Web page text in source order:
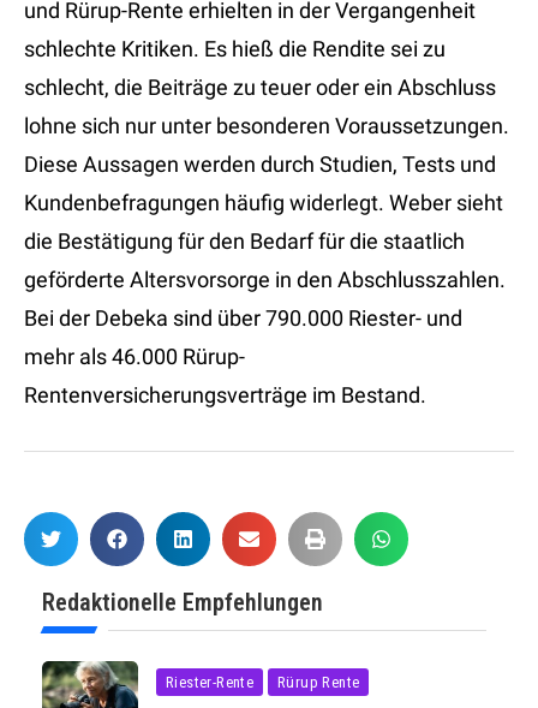
und Rürup-Rente erhielten in der Vergangenheit
schlechte Kritiken. Es hieß die Rendite sei zu
schlecht, die Beiträge zu teuer oder ein Abschluss
lohne sich nur unter besonderen Voraussetzungen.
Diese Aussagen werden durch Studien, Tests und
Kundenbefragungen häufig widerlegt. Weber sieht
die Bestätigung für den Bedarf für die staatlich
geförderte Altersvorsorge in den Abschlusszahlen.
Bei der Debeka sind über 790.000 Riester- und
mehr als 46.000 Rürup-
Rentenversicherungsverträge im Bestand.
Redaktionelle Empfehlungen
Riester-Rente Rürup Rente